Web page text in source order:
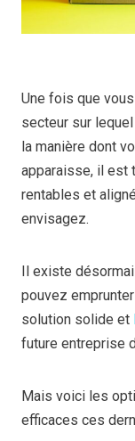
Une fois que
secteur sur
la manière dont
apparaisse, il est
rentables et
envisagez.
Il existe
pouvez
solution solide et
future entreprise
Mais voici les
efficaces ces